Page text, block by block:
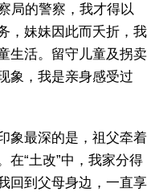
局的警察，我才得以
，妹妹因此而夭折，我
生活。留守儿童及拐卖
象，我是亲身感受过
象最深的是，祖父牵着
在“土改”中，我家分得
回到父母身边，一直享